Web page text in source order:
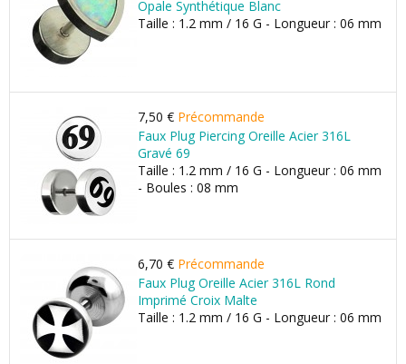
Opale Synthétique Blanc
Taille : 1.2 mm / 16 G - Longueur : 06 mm
7,50 € Précommande
Faux Plug Piercing Oreille Acier 316L
Gravé 69
Taille : 1.2 mm / 16 G - Longueur : 06 mm
- Boules : 08 mm
6,70 € Précommande
Faux Plug Oreille Acier 316L Rond
Imprimé Croix Malte
Taille : 1.2 mm / 16 G - Longueur : 06 mm